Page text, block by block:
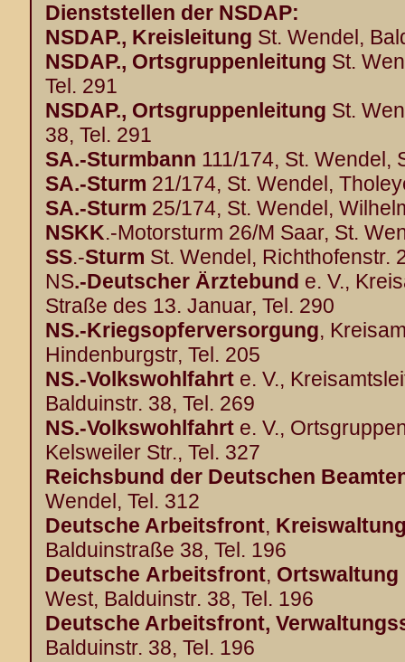
Dienststellen der NSDAP:
NSDAP., Kreisleitung St. Wendel,
NSDAP., Ortsgruppenleitung St.
Tel. 291
NSDAP., Ortsgruppenleitung St.
38, Tel. 291
SA.-Sturmbann 111/174, St. Wendel,
SA.-Sturm 21/174, St. Wendel,
SA.-Sturm 25/174, St. Wendel,
NSKK.-Motorsturm 26/M Saar, St.
SS.-Sturm St. Wendel, Richthofenstr.
NS.-Deutscher Ärztebund e. V.,
Straße des 13. Januar, Tel. 290
NS.-Kriegsopferversorgung,
Hindenburgstr, Tel. 205
NS.-Volkswohlfahrt e. V.,
Balduinstr. 38, Tel. 269
NS.-Volkswohlfahrt e. V.,
Kelsweiler Str., Tel. 327
Reichsbund der Deutschen
Wendel, Tel. 312
Deutsche Arbeitsfront,
Balduinstraße 38, Tel. 196
Deutsche Arbeitsfront, Ortswaltung
West, Balduinstr. 38, Tel. 196
Deutsche Arbeitsfront,
Balduinstr. 38, Tel. 196